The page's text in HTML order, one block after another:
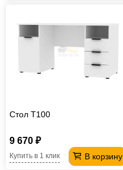
Стол T100
9 670 ₽
В корзину
Купить в 1 клик